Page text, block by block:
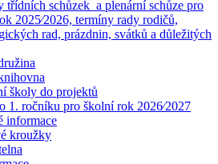
třídních schůzek a plenární schůze pro
2025⁄2026, termíny rady rodičů,
rad, prázdnin, svátků a důležitých
školy do projektů
1. ročníku pro školní rok 2026⁄2027
informace
kroužky